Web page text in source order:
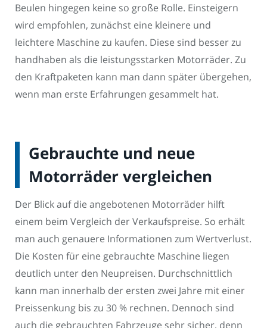
Beulen hingegen keine so große Rolle. Einsteigern
wird empfohlen, zunächst eine kleinere und
leichtere Maschine zu kaufen. Diese sind besser zu
handhaben als die leistungsstarken Motorräder. Zu
den Kraftpaketen kann man dann später übergehen,
wenn man erste Erfahrungen gesammelt hat.
Gebrauchte und neue
Motorräder vergleichen
Der Blick auf die angebotenen Motorräder hilft
einem beim Vergleich der Verkaufspreise. So erhält
man auch genauere Informationen zum Wertverlust.
Die Kosten für eine gebrauchte Maschine liegen
deutlich unter den Neupreisen. Durchschnittlich
kann man innerhalb der ersten zwei Jahre mit einer
Preissenkung bis zu 30 % rechnen. Dennoch sind
auch die gebrauchten Fahrzeuge sehr sicher, denn